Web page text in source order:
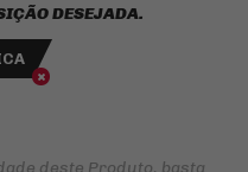
DESEJADA.
deste Produto, basta